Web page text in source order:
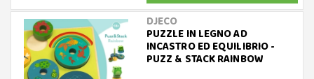
DJECO
PUZZLE IN LEGNO AD
INCASTRO ED EQUILIBRIO -
PUZZ & STACK RAINBOW